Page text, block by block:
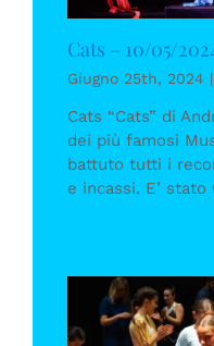
Cats – 10/05/
Giugno 25th, 2024 |
Cats “Cats” di
dei più famosi
battuto tutti i
e incassi. E’